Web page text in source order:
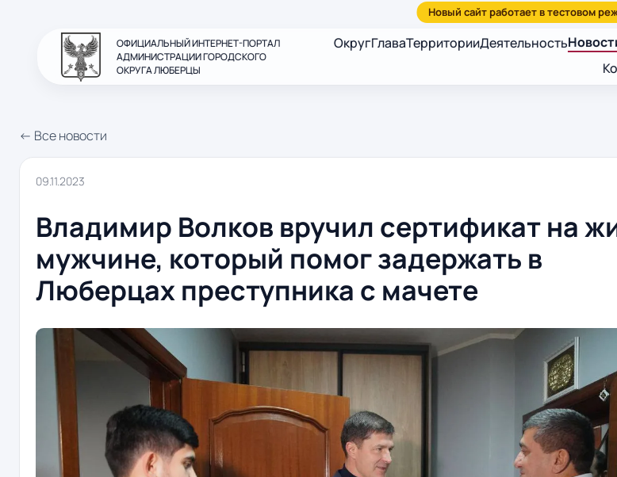
ОФИЦИАЛЬНЫЙ ИНТЕРНЕТ-ПОРТАЛ
АДМИНИСТРАЦИИ ГОРОДСКОГО
ОКРУГА ЛЮБЕРЦЫ
ОкругГлаваТерриторииДеятельность
← Все новости
09.11.2023
Владимир Волков вручил сертификат на
мужчине, который помог задержать в
Люберцах преступника с мачете